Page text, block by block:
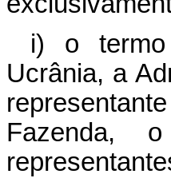
i) o termo
Ucrânia, a
Fazenda,